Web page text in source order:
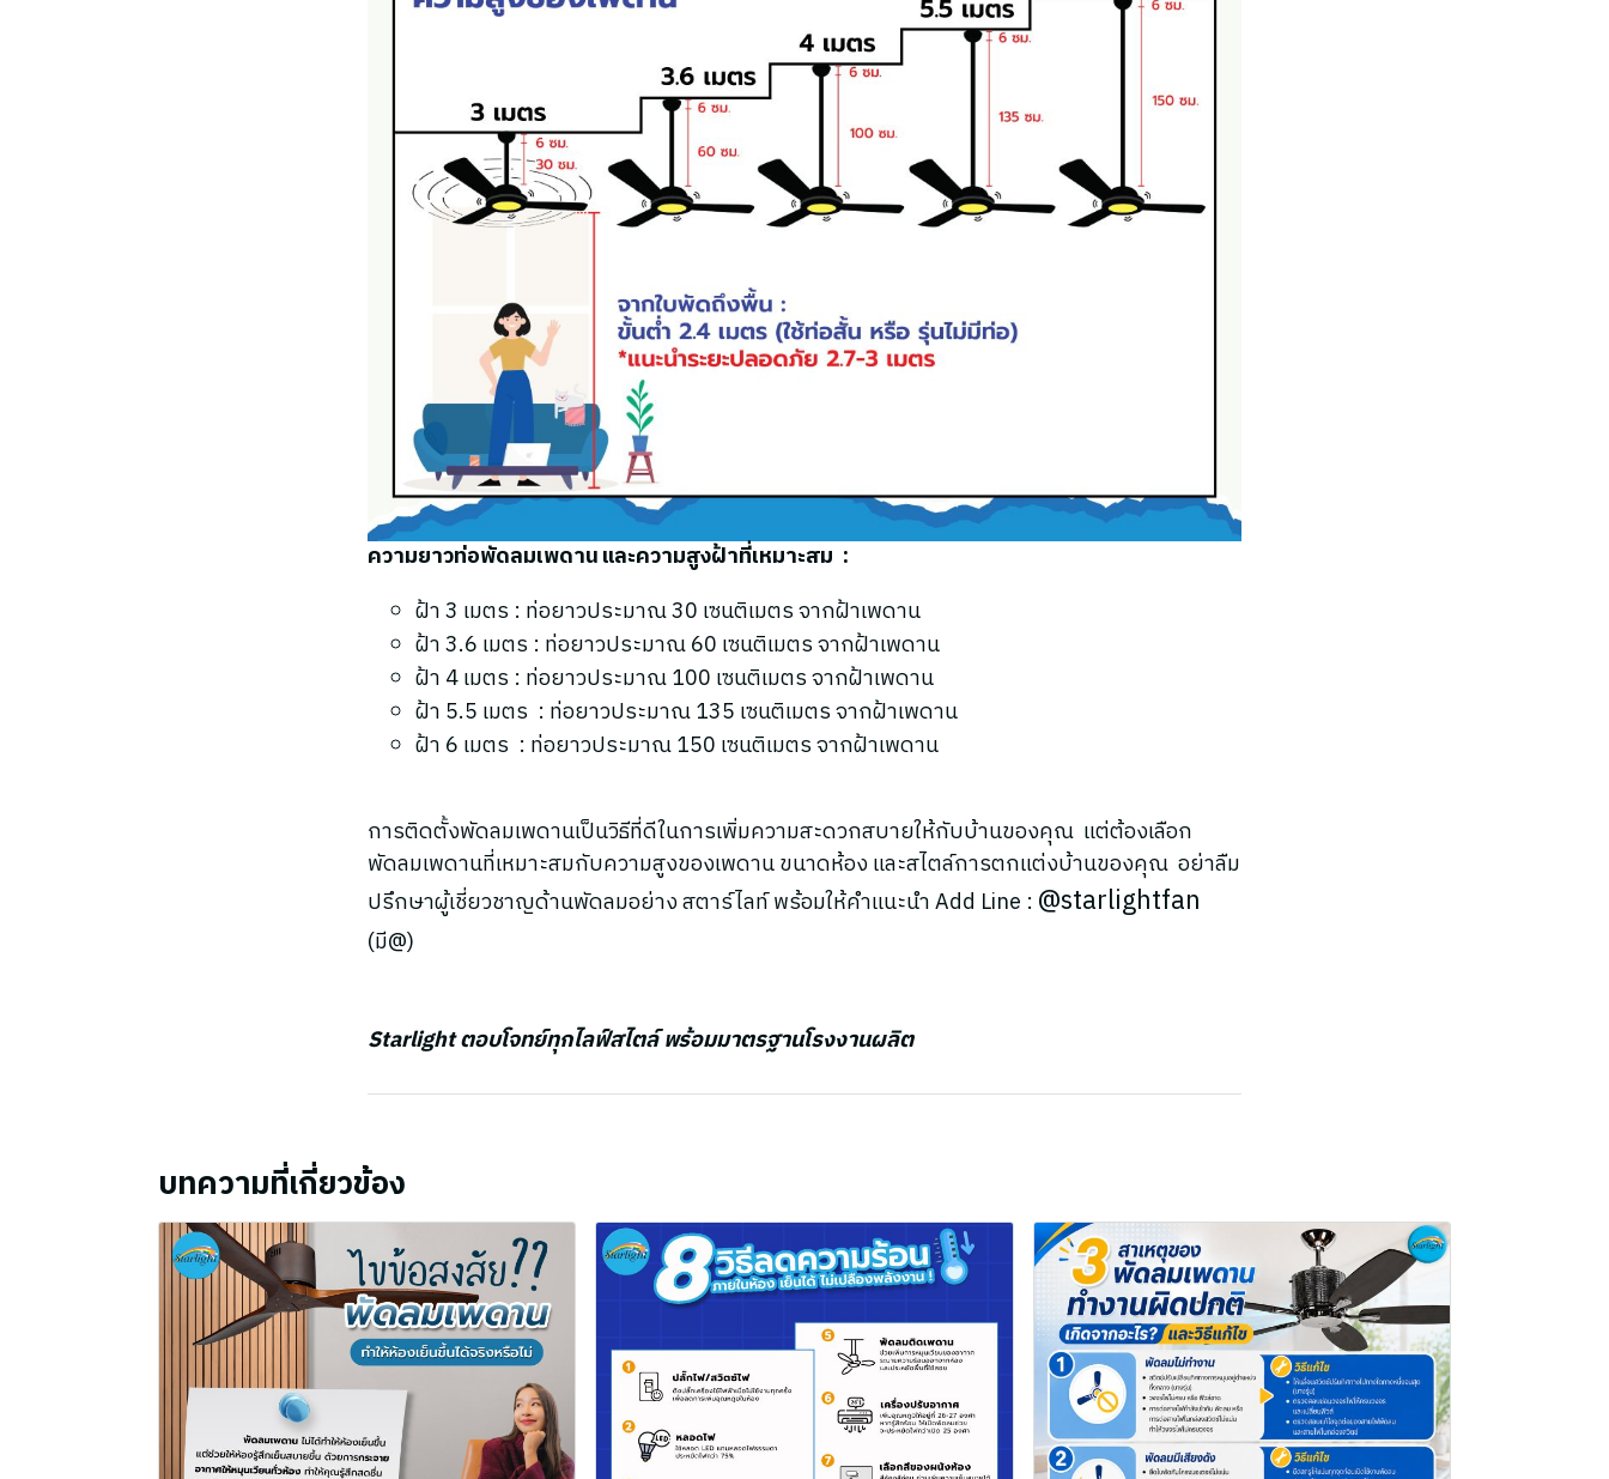
ความยาวท่อพัดลมเพดาน และความสูงฝ้าที่เหมาะสม :
ฝ้า 3 เมตร : ท่อยาวประมาณ 30 เซนติเมตร จากฝ้าเพดาน
ฝ้า 3.6 เมตร : ท่อยาวประมาณ 60 เซนติเมตร จากฝ้าเพดาน
ฝ้า 4 เมตร : ท่อยาวประมาณ 100 เซนติเมตร จากฝ้าเพดาน
ฝ้า 5.5 เมตร : ท่อยาวประมาณ 135 เซนติเมตร จากฝ้าเพดาน
ฝ้า 6 เมตร : ท่อยาวประมาณ 150 เซนติเมตร จากฝ้าเพดาน
การติดตั้งพัดลมเพดานเป็นวิธีที่ดีในการเพิ่มความสะดวกสบายให้กับบ้านของคุณ แต่ต้องเลือก
พัดลมเพดานที่เหมาะสมกับความสูงของเพดาน ขนาดห้อง และสไตล์การตกแต่งบ้านของคุณ อย่าลืม
ปรึกษาผู้เชี่ยวชาญด้านพัดลมอย่าง สตาร์ไลท์ พร้อมให้คำแนะนำ Add Line : @starlightfan
(มี@)
Starlight ตอบโจทย์ทุกไลฟ์สไตล์ พร้อมมาตรฐานโรงงานผลิต
บทความที่เกี่ยวข้อง